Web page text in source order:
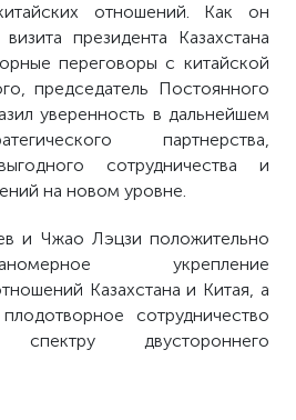
отношений. Как он
президента Казахстана
переговоры с китайской
председатель Постоянного
уверенность в дальнейшем
партнерства,
сотрудничества и
на новом уровне.
и Чжао Лэцзи положительно
укрепление
Казахстана и Китая, а
сотрудничество
двустороннего